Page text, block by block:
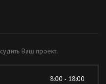
Ваш проект.
8:00 - 18:00